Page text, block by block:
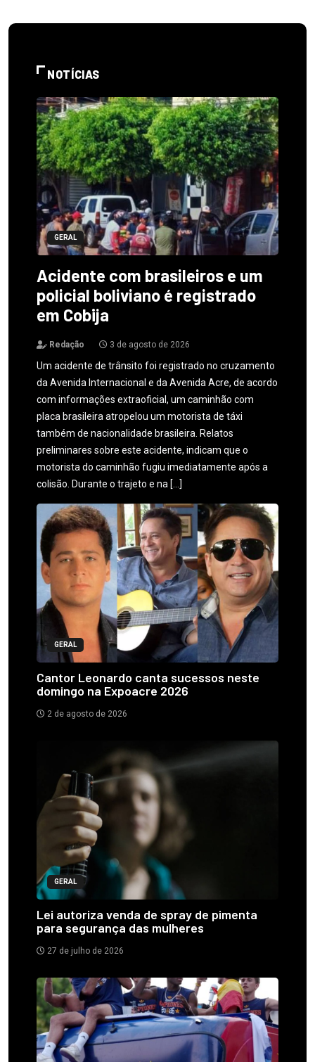
NOTÍCIAS
GERAL
Acidente com brasileiros e um
policial boliviano é registrado
em Cobija
Redação 3 de agosto de 2026
Um acidente de trânsito foi registrado no cruzamento
da Avenida Internacional e da Avenida Acre, de acordo
com informações extraoficial, um caminhão com
placa brasileira atropelou um motorista de táxi
também de nacionalidade brasileira. Relatos
preliminares sobre este acidente, indicam que o
motorista do caminhão fugiu imediatamente após a
colisão. Durante o trajeto e na […]
GERAL
Cantor Leonardo canta sucessos neste
domingo na Expoacre 2026
2 de agosto de 2026
GERAL
Lei autoriza venda de spray de pimenta
para segurança das mulheres
27 de julho de 2026